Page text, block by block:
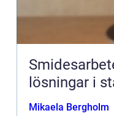
Smidesarbeten
lösningar i
Mikaela Bergholm